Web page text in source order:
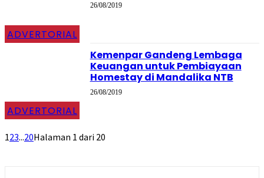
ADVERTORIAL
26/08/2019
ADVERTORIAL
Kemenpar Gandeng Lembaga
Keuangan untuk Pembiayaan
Homestay di Mandalika NTB
26/08/2019
123...20Halaman 1 dari 20